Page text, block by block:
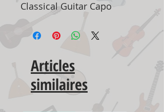
Classical Guitar Capo
Articles
similaires